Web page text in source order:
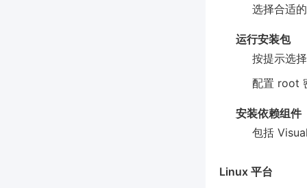
选择合适
运行安装包
按提示选
配置 root
安装依赖组件
包括
Linux 平台